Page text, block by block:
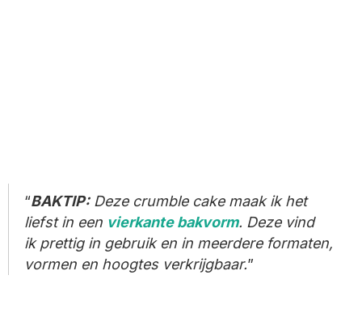
BAKTIP:Deze crumble cake maak ik het
liefst in een vierkante bakvorm. Deze vind
ikprettig in gebruik en in meerdere formaten,
vormen en hoogtes verkrijgbaar.